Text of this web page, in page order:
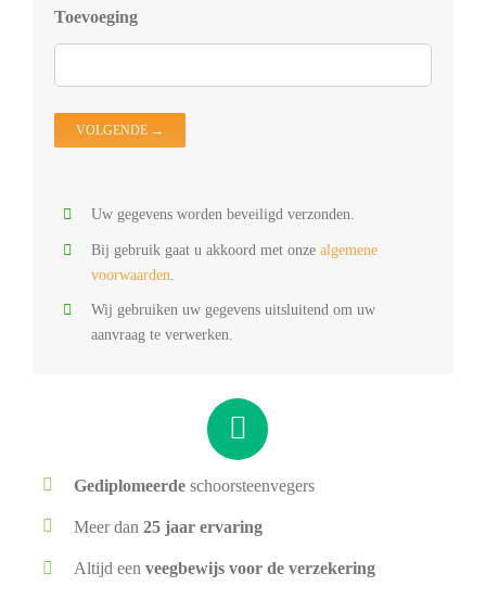
Toevoeging
Uw gegevens worden beveiligd verzonden.
Bij gebruik gaat u akkoord met onze algemene
voorwaarden
Wij gebruiken uw gegevens uitsluitend om uw
aanvraag te verwerken.
Gediplomeerde schoorsteenvegers
Meer dan25 jaar ervaring
Altijd eenveegbewijs voor de verzekering